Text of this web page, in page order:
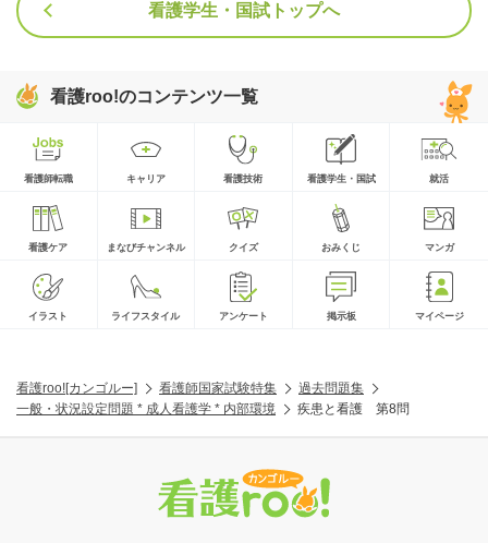
看護学生・国試トップへ
看護roo!のコンテンツ一覧
看護師転職 キャリア 看護技術 看護学生・国試 就活
看護ケア まなびチャンネル クイズ おみくじ マンガ
イラスト ライフスタイル アンケート 掲示板 マイページ
看護roo![カンゴルー] 看護師国家試験特集
過去問題集
一般・状況設定問題 * 成人看護学 * 内部環境
疾患と看護 第8問